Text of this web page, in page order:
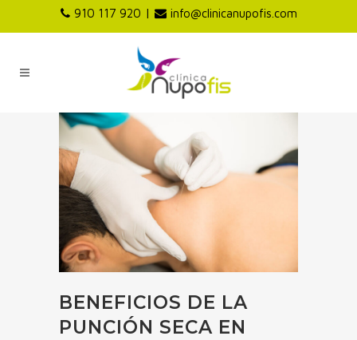
910 117 920 | info@clinicanupofis.com
BENEFICIOS DE LA
PUNCIÓN SECA EN